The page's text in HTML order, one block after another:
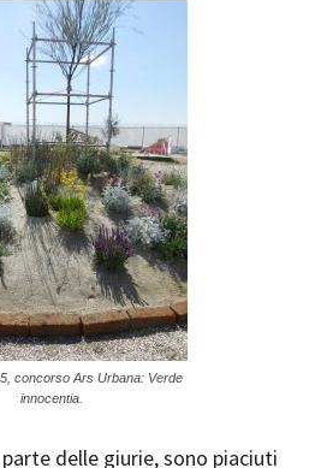
concorso Ars Urbana: Verde
innocentia.
delle giurie, sono piaciuti